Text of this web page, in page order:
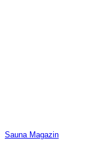
Sauna Magazin